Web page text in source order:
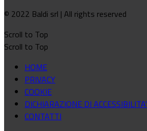
© 2022 Baldi srl | All rights reserved
Scroll to Top
Scroll to Top
HOME
PRIVACY
COOKIE
DICHIARAZIONE DI ACCESSIBILITA'
CONTATTI